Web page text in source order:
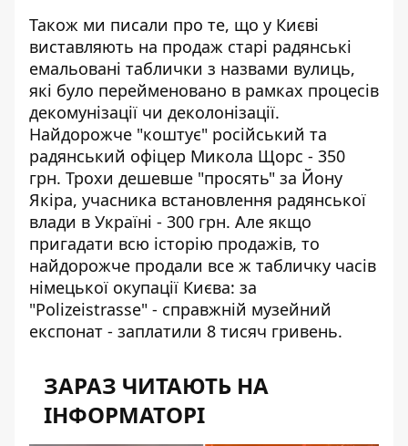
Також ми писали про те, що у Києві
виставляють на продаж старі радянські
емальовані таблички з назвами вулиць,
які було перейменовано в рамках процесів
декомунізації чи деколонізації.
Найдорожче "коштує" російський та
радянський офіцер Микола Щорс - 350
грн. Трохи дешевше "просять" за Йону
Якіра, учасника встановлення радянської
влади в Україні - 300 грн. Але якщо
пригадати всю історію продажів, то
найдорожче продали все ж табличку часів
німецької окупації Києва: за
"Polizeistrasse" - справжній музейний
експонат - заплатили 8 тисяч гривень.
ЗАРАЗ ЧИТАЮТЬ НА
ІНФОРМАТОРІ